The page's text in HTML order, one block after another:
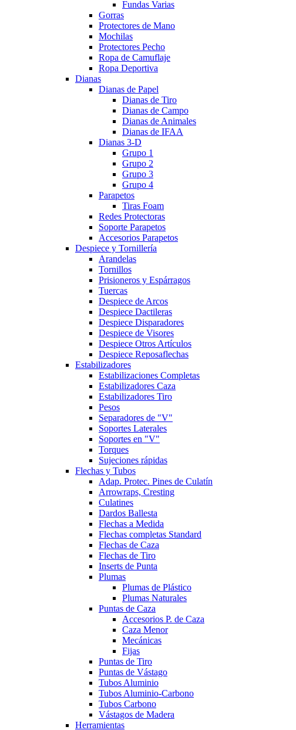
Fundas Varias
Gorras
Protectores de Mano
Mochilas
Protectores Pecho
Ropa de Camuflaje
Ropa Deportiva
Dianas
Dianas de Papel
Dianas de Tiro
Dianas de Campo
Dianas de Animales
Dianas de IFAA
Dianas 3-D
Grupo 1
Grupo 2
Grupo 3
Grupo 4
Parapetos
Tiras Foam
Redes Protectoras
Soporte Parapetos
Accesorios Parapetos
Despiece y Tornillería
Arandelas
Tornillos
Prisioneros y Espárragos
Tuercas
Despiece de Arcos
Despiece Dactileras
Despiece Disparadores
Despiece de Visores
Despiece Otros Artículos
Despiece Reposaflechas
Estabilizadores
Estabilizaciones Completas
Estabilizadores Caza
Estabilizadores Tiro
Pesos
Separadores de "V"
Soportes Laterales
Soportes en "V"
Torques
Sujeciones rápidas
Flechas y Tubos
Adap. Protec. Pines de Culatín
Arrowraps, Cresting
Culatines
Dardos Ballesta
Flechas a Medida
Flechas completas Standard
Flechas de Caza
Flechas de Tiro
Inserts de Punta
Plumas
Plumas de Plástico
Plumas Naturales
Puntas de Caza
Accesorios P. de Caza
Caza Menor
Mecánicas
Fijas
Puntas de Tiro
Puntas de Vástago
Tubos Aluminio
Tubos Aluminio-Carbono
Tubos Carbono
Vástagos de Madera
Herramientas